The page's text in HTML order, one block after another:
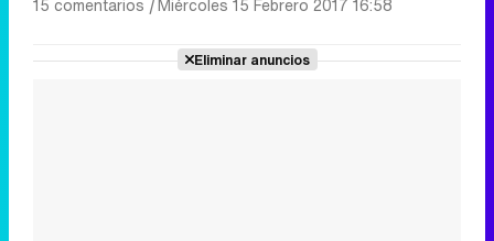
15 comentarios |Miércoles 15 Febrero 2017 16:58
Eliminar anuncios